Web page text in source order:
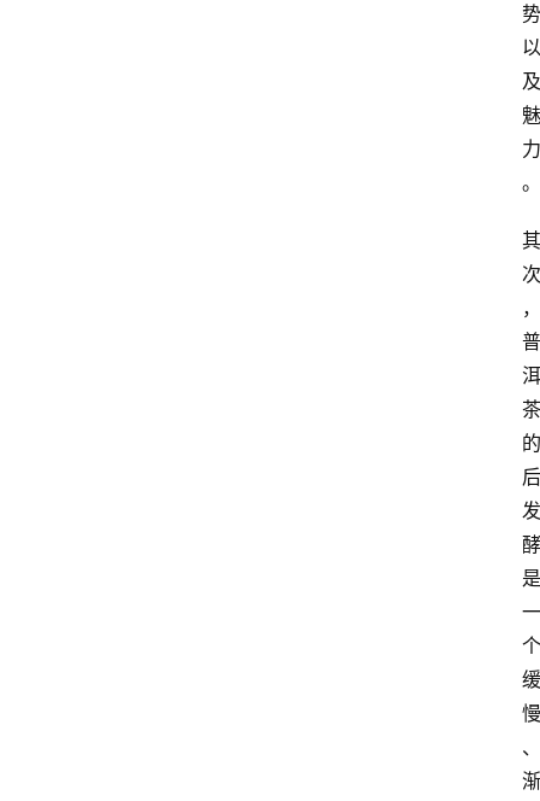
势
以
及
魅
力
。
其
次
，
普
洱
茶
的
后
发
酵
是
一
个
缓
慢
、
渐